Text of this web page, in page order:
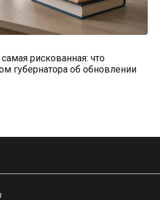
рискованная: что
губернатора об обновлении